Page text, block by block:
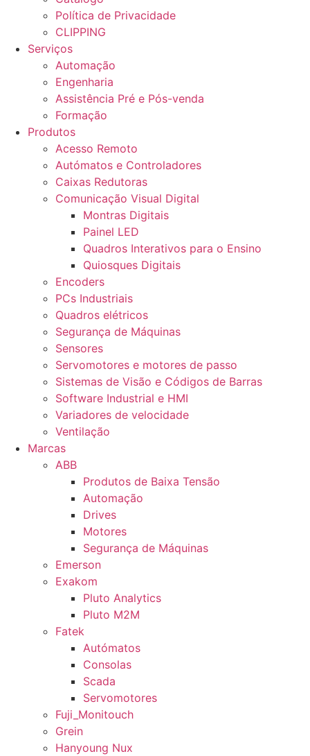
Política de Privacidade
CLIPPING
Serviços
Automação
Engenharia
Assistência Pré e Pós-venda
Formação
Produtos
Acesso Remoto
Autómatos e Controladores
Caixas Redutoras
Comunicação Visual Digital
Montras Digitais
Painel LED
Quadros Interativos para o Ensino
Quiosques Digitais
Encoders
PCs Industriais
Quadros elétricos
Segurança de Máquinas
Sensores
Servomotores e motores de passo
Sistemas de Visão e Códigos de Barras
Software Industrial e HMI
Variadores de velocidade
Ventilação
Marcas
ABB
Produtos de Baixa Tensão
Automação
Drives
Motores
Segurança de Máquinas
Emerson
Exakom
Pluto Analytics
Pluto M2M
Fatek
Autómatos
Consolas
Scada
Servomotores
Fuji_Monitouch
Grein
Hanyoung Nux